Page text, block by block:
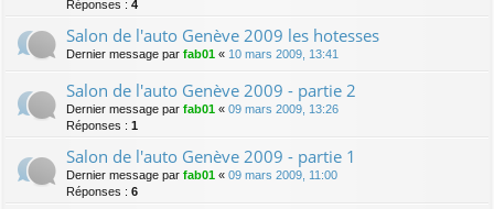
Réponses : 4
Salon de l'auto Genève 2009 les hotesses
Dernier message par fab01 « 10 mars 2009, 13:41
Salon de l'auto Genève 2009 - partie 2
Dernier message par fab01 « 09 mars 2009, 13:26
Réponses : 1
Salon de l'auto Genève 2009 - partie 1
Dernier message par fab01 « 09 mars 2009, 11:00
Réponses : 6